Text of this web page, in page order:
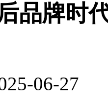
品牌时
06-27